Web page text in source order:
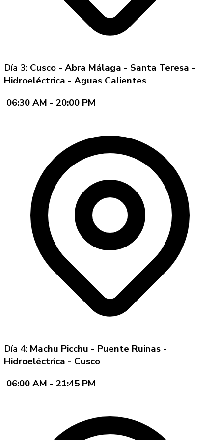
Día 3: Cusco - Abra Málaga - Santa Teresa -
Hidroeléctrica - Aguas Calientes
06:30 AM - 20:00 PM
Día 4: Machu Picchu - Puente Ruinas -
Hidroeléctrica - Cusco
06:00 AM - 21:45 PM